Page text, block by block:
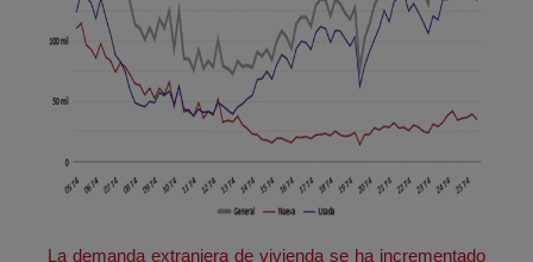
La demanda extranjera de vivienda se ha incrementado